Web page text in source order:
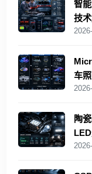
智
技
车
陶